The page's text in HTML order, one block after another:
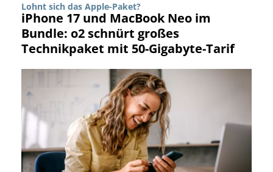
Lohnt sich das Apple-Paket?
iPhone 17 und MacBook Neo im
Bundle: o2 schnürt großes
Technikpaket mit 50-Gigabyte-Tarif